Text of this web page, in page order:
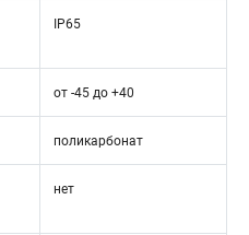
IP65
от -45 до +40
поликарбонат
нет